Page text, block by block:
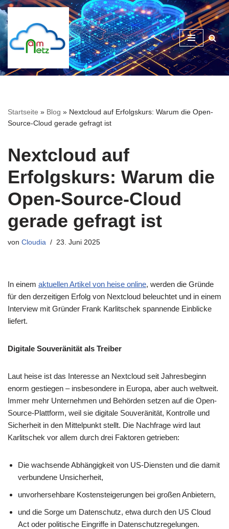
Inhalt
springen
Startseite » Blog » Nextcloud auf Erfolgskurs: Warum die Open-
Source-Cloud gerade gefragt ist
Nextcloud auf
Erfolgskurs: Warum die
Open-Source-Cloud
gerade gefragt ist
von Cloudia 23. Juni 2025
In einem aktuellen Artikel von heise online, werden die Gründe
für den derzeitigen Erfolg von Nextcloud beleuchtet und in einem
Interview mit Gründer Frank Karlitschek spannende Einblicke
liefert.
Digitale Souveränität als Treiber
Laut heise ist das Interesse an Nextcloud seit Jahresbeginn
enorm gestiegen – insbesondere in Europa, aber auch weltweit.
Immer mehr Unternehmen und Behörden setzen auf die Open-
Source-Plattform, weil sie digitale Souveränität, Kontrolle und
Sicherheit in den Mittelpunkt stellt. Die Nachfrage wird laut
Karlitschek vor allem durch drei Faktoren getrieben:
Die wachsende Abhängigkeit von US-Diensten und die damit
verbundene Unsicherheit,
unvorhersehbare Kostensteigerungen bei großen Anbietern,
und die Sorge um Datenschutz, etwa durch den US Cloud
Act oder politische Eingriffe in Datenschutzregelungen.